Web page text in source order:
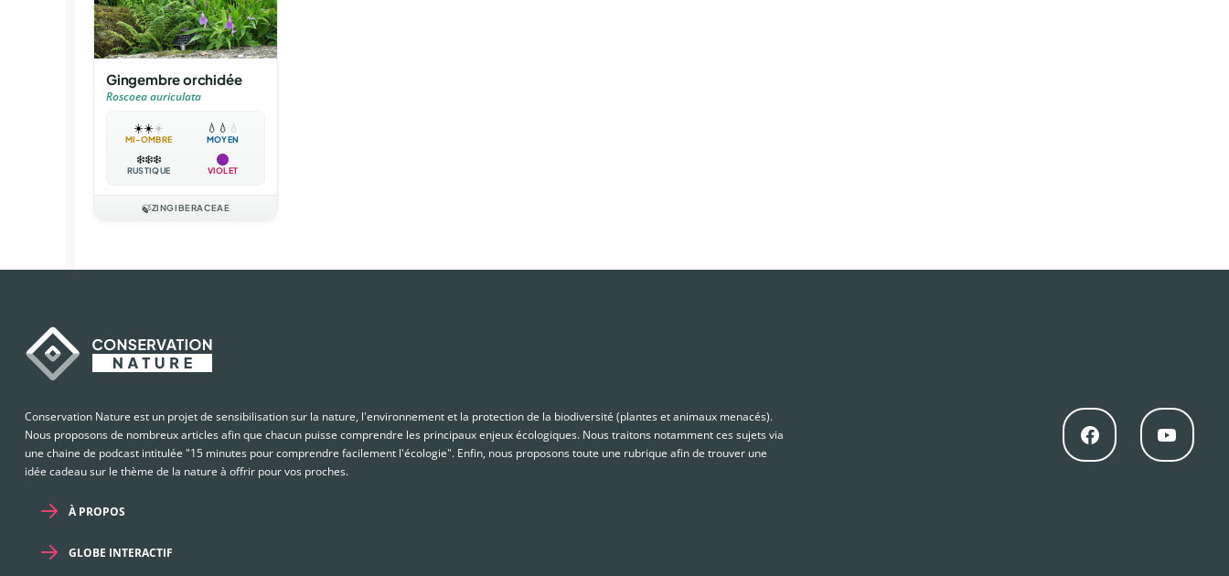
Gingembre orchidée
Roscoea auriculata
☀️☀️☀️
MI-OMBRE
💧 💧 💧
MOYEN
❄️❄️❄️
RUSTIQUE VIOLET
🍃ZINGIBERACEAE
Conservation Nature est un projet de sensibilisation sur la nature, l'environnement et la protection de la biodiversité (plantes et animaux menacés).
Nous proposons de nombreux articles afin que chacun puisse comprendre les principaux enjeux écologiques. Nous traitons notamment ces sujets via
une chaine de podcast intitulée "15 minutes pour comprendre facilement l'écologie". Enfin, nous proposons toute une rubrique afin de trouver une
idée cadeau sur le thème de la nature à offrir pour vos proches.
À PROPOS
GLOBE INTERACTIF